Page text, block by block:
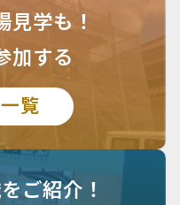
見学も！
加する
覧
ご紹介！